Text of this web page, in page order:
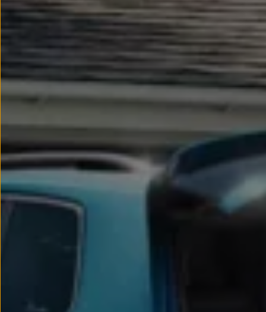
Personalización
Carga
Merchandising
Todo sobre tu Volkswagen
Tu coche conectado
Luces de advertencia
Manuales del coche
Información sobre EA189
Accede a My Volkswagen
Todo sobre tu Volkswagen
Suscripción de mantenimiento Long Drive
Beetle
Scirocco
Jetta
Golf
Polo
Passat